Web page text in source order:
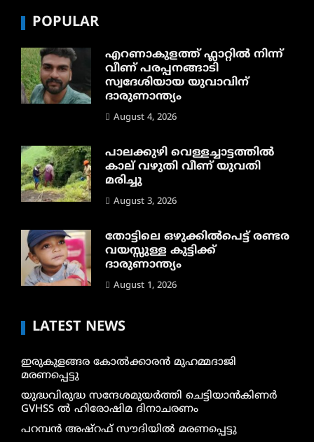
POPULAR
എറണാകുളത്ത് ഫ്ലാറ്റിൽ നിന്ന്
വീണ് പരപ്പനങ്ങാടി
സ്വദേശിയായ യുവാവിന്
ദാരുണാന്ത്യം
August 4, 2026
പാലക്കുഴി വെള്ളച്ചാട്ടത്തില്‍
കാല് വഴുതി വീണ് യുവതി
മരിച്ചു
August 3, 2026
തോട്ടിലെ ഒഴുക്കിൽപെട്ട് രണ്ടര
വയസ്സുള്ള കുട്ടിക്ക്
ദാരുണാന്ത്യം
August 1, 2026
LATEST NEWS
ഇരുകുളങ്ങര കോൽക്കാരൻ മുഹമ്മദാജി
മരണപ്പെട്ടു
യുദ്ധവിരുദ്ധ സന്ദേശമുയർത്തി ചെട്ടിയാൻകിണർ
GVHSS ൽ ഹിരോഷിമ ദിനാചരണം
പറമ്പൻ അഷ്‌റഫ് സൗദിയിൽ മരണപ്പെട്ടു